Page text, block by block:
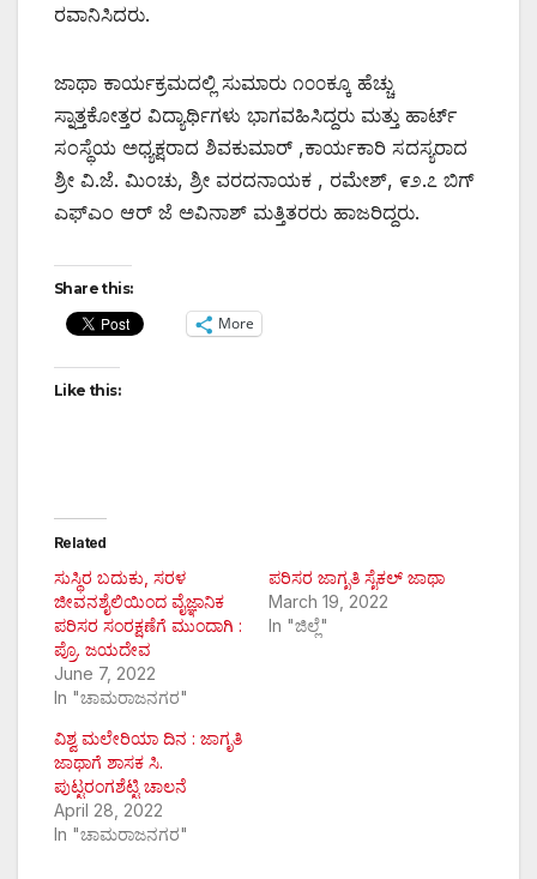
ರವಾನಿಸಿದರು.
ಜಾಥಾ ಕಾರ್ಯಕ್ರಮದಲ್ಲಿ ಸುಮಾರು ೧೦೦ಕ್ಕೂ ಹೆಚ್ಚು
ಸ್ನಾತ್ತಕೋತ್ತರ ವಿದ್ಯಾರ್ಥಿಗಳು ಭಾಗವಹಿಸಿದ್ದರು ಮತ್ತು ಹಾರ್ಟ್
ಸಂಸ್ಥೆಯ ಅಧ್ಯಕ್ಷರಾದ ಶಿವಕುಮಾರ್ ,ಕಾರ್ಯಕಾರಿ ಸದಸ್ಯರಾದ
ಶ್ರೀ ವಿ.ಜೆ. ಮಿಂಚು, ಶ್ರೀ ವರದನಾಯಕ , ರಮೇಶ್, ೯೨.೭ ಬಿಗ್
ಎಫ್‌ಎಂ ಆರ್ ಜೆ ಅವಿನಾಶ್ ಮತ್ತಿತರರು ಹಾಜರಿದ್ದರು.
Share this:
More
Like this:
Related
ಸುಸ್ಥಿರ ಬದುಕು, ಸರಳ
ಜೀವನಶೈಲಿಯಿಂದ ವೈಜ್ಞಾನಿಕ
ಪರಿಸರ ಸಂರಕ್ಷಣೆಗೆ ಮುಂದಾಗಿ :
ಪ್ರೊ. ಜಯದೇವ
June 7, 2022
In "ಚಾಮರಾಜನಗರ"
ಪರಿಸರ ಜಾಗೃತಿ ಸೈಕಲ್ ಜಾಥಾ
March 19, 2022
In "ಜಿಲ್ಲೆ"
ವಿಶ್ವ ಮಲೇರಿಯಾ ದಿನ : ಜಾಗೃತಿ
ಜಾಥಾಗೆ ಶಾಸಕ ಸಿ.
ಪುಟ್ಟರಂಗಶೆಟ್ಟಿ ಚಾಲನೆ
April 28, 2022
In "ಚಾಮರಾಜನಗರ"